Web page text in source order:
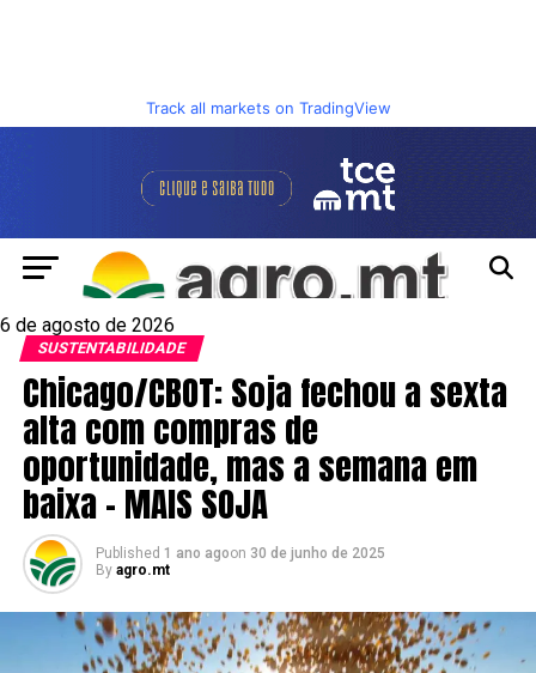
Track all markets on TradingView
6 de agosto de 2026
SUSTENTABILIDADE
Chicago/CBOT: Soja fechou a sexta
alta com compras de
oportunidade, mas a semana em
baixa – MAIS SOJA
Published 1 ano agoon 30 de junho de 2025
By agro.mt